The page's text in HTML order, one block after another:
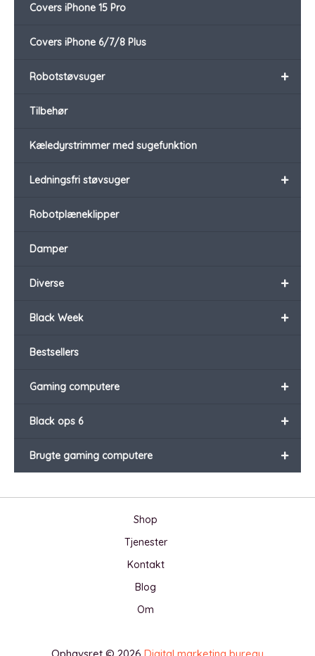
Covers iPhone 15 Pro
Covers iPhone 6/7/8 Plus
+
Robotstøvsuger
Tilbehør
Kæledyrstrimmer med sugefunktion
+
Ledningsfri støvsuger
Robotplæneklipper
Damper
+
Diverse
+
Black Week
Bestsellers
+
Gaming computere
+
Black ops 6
+
Brugte gaming computere
Shop
Tjenester
Kontakt
Blog
Om